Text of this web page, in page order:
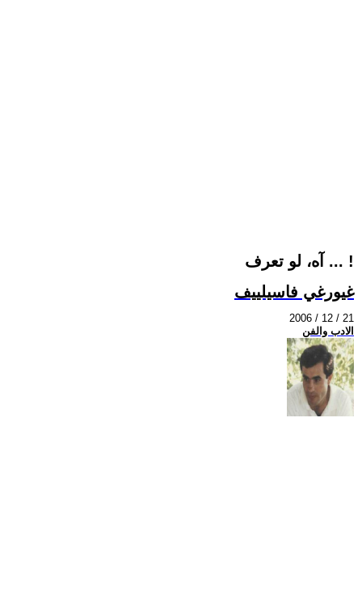
آه، لو تعرف ... !
غيورغي فاسيلييف
2006 / 12 / 21
الادب والفن